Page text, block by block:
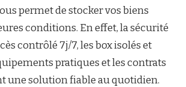
permet de stocker vos biens
conditions. En effet, la sécurité
contrôlé 7j/7, les box isolés et
pratiques et les contrats
une solution fiable au quotidien.